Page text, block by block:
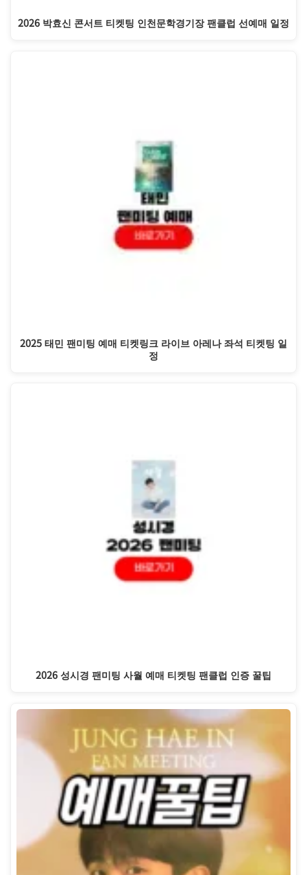
2026 박효신 콘서트 티켓팅 인천문학경기장 팬클럽 선예매 일정
2025 태민 팬미팅 예매 티켓링크 라이브 아레나 좌석 티켓팅 일
정
2026 성시경 팬미팅 사월 예매 티켓팅 팬클럽 인증 꿀팁